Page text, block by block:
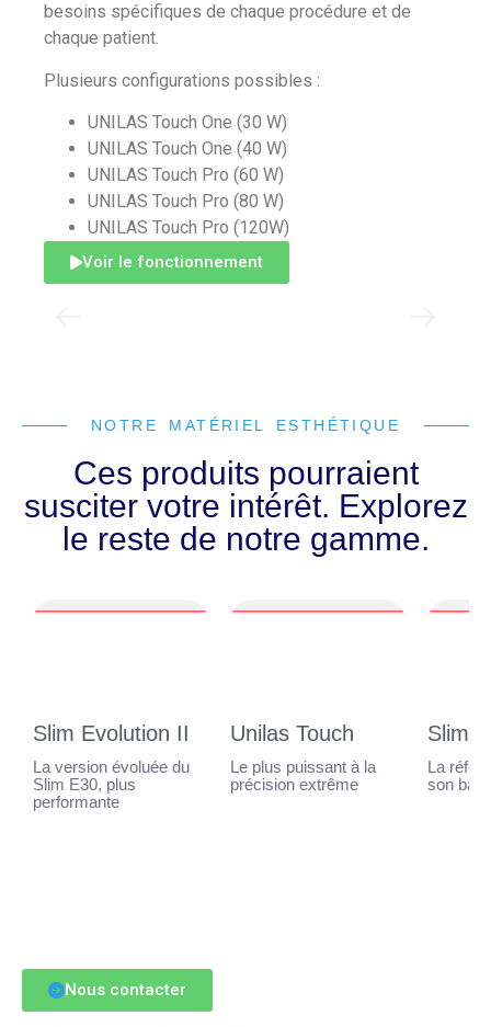
besoins spécifiques de chaque procédure et de
chaque patient.
Plusieurs configurations possibles :
UNILAS Touch One (30 W)
UNILAS Touch One (40 W)
UNILAS Touch Pro (60 W)
UNILAS Touch Pro (80 W)
UNILAS Touch Pro (120W)
Voir le fonctionnement
NOTRE MATÉRIEL ESTHÉTIQUE
Ces produits pourraient
susciter votre intérêt. Explorez
le reste de notre gamme.
Slim Evolution II
La version évoluée du
Slim E30, plus
performante
Unilas Touch
Le plus puissant à la
précision extrême
Slim
La
son
Nous contacter